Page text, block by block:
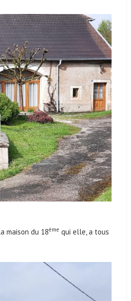
maison du 18ème qui elle, a tous